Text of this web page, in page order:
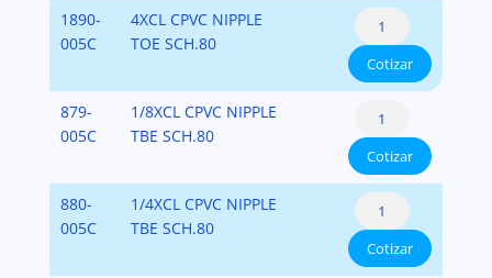
CPVC
SCH.80
cantidad
1890-
005C
4XCL CPVC NIPPLE
TOE SCH.80
CPVC
Schedule
80
Nipples
CPVC
SCH.80
cantidad
Cotizar
879-
005C
1/8XCL CPVC NIPPLE
TBE SCH.80
CPVC
Schedule
80
Nipples
CPVC
SCH.80
cantidad
Cotizar
880-
005C
1/4XCL CPVC NIPPLE
TBE SCH.80
CPVC
Schedule
80Cotizar